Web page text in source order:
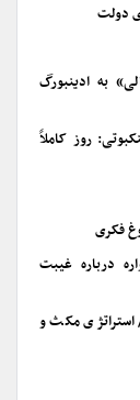
دولت
به ادینبورگ
روز کاملاً
فکری
جشنواره درباره غیبت
مکث و